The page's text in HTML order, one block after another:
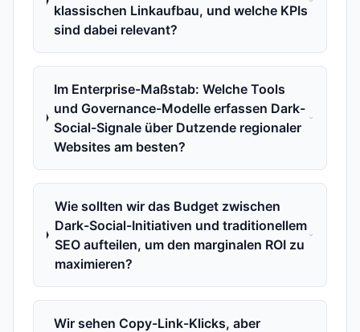
klassischen Linkaufbau, und welche KPIs
sind dabei relevant?
Im Enterprise-Maßstab: Welche Tools
und Governance-Modelle erfassen Dark-
Social-Signale über Dutzende regionaler
Websites am besten?
Wie sollten wir das Budget zwischen
Dark-Social-Initiativen und traditionellem
SEO aufteilen, um den marginalen ROI zu
maximieren?
Wir sehen Copy-Link-Klicks, aber